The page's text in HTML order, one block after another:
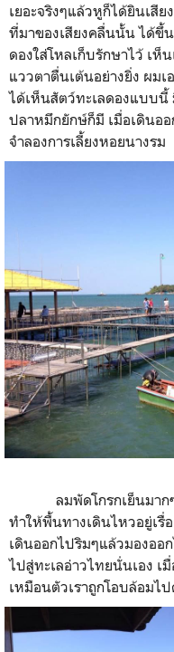
เยอะจริงๆแล้วหูก็ได้ยินเสี
ที่มาของเสียงคลื่นนั้น ได้
ดองใส่โหลเก็บรักษาไว้ เห็
แววตาตื่นเต้นอย่างยิ่ง ผมเ
ได้เห็นสัตว์ทะเลดองแบบ
ปลาหมึกยักษ์ก็มี เมื่อเดินอ
จำลองการเลี้ยงหอยนางรม
ลมพัดโกรกเย็นมากๆ น้
ทำให้พื้นทางเดินไหวอยู่เรื่
เดินออกไปริมๆแล้วมองออ
ไปสู่ทะเลอ่าวไทยนั่นเอง
เหมือนตัวเราถูกโอบล้อมไ